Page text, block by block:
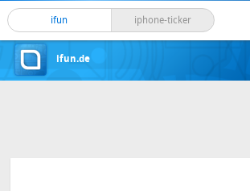
ifun iphone-ticker
ifun.de